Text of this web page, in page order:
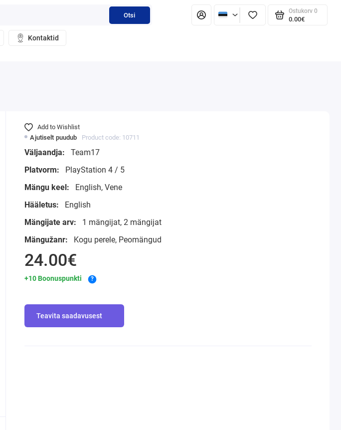
Otsi
Ostukorv 0
0.00€
Kontaktid
Ajutiselt puudub Product code: 10711
Väljaandja:
Team17
Platvorm:
PlayStation 4 / 5
Mängu keel:
English, Vene
Hääletus:
English
Mängijate arv:
1 mängijat, 2 mängijat
Mängužanr:
Kogu perele, Peomängud
24.00€
+10 Boonuspunkti ?
Teavita saadavusest
Add to Wishlist